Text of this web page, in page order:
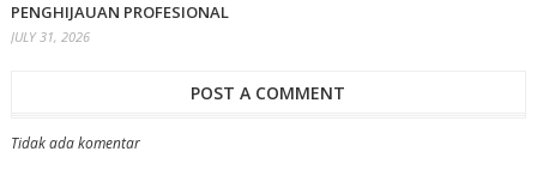
PENGHIJAUAN PROFESIONAL
JULY 31, 2026
POST A COMMENT
Tidak ada komentar